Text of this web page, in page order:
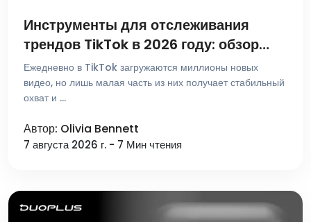
Инструменты для отслеживания
трендов TikTok в 2026 году: обзор
лучших платформ для поиска и
аналитики
Ежедневно в TikTok загружаются миллионы новых
видео, но лишь малая часть из них получает стабильный
охват и …
Автор: Olivia Bennett
7 августа 2026 г. - 7 Мин чтения